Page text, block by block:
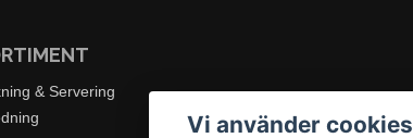
& Servering
Vi använder cookies